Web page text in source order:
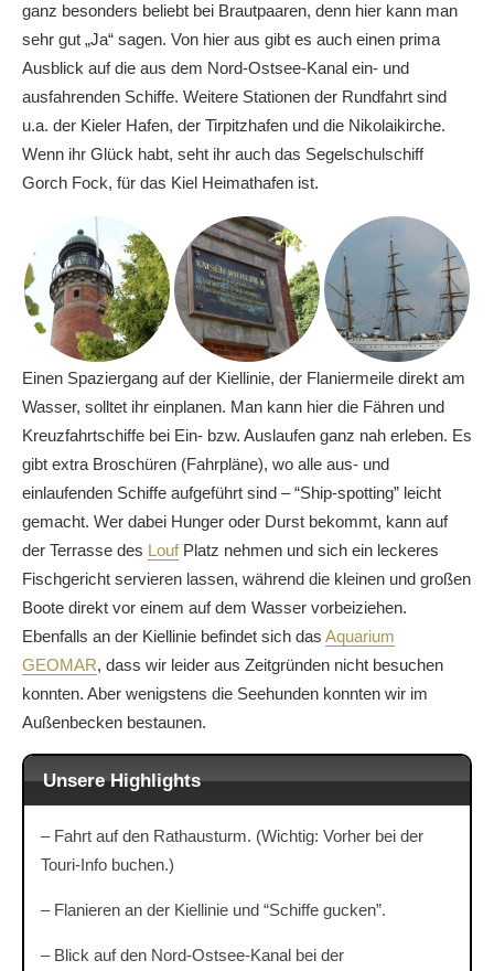
ganz besonders beliebt bei Brautpaaren, denn hier kann man
sehr gut „Ja“ sagen. Von hier aus gibt es auch einen prima
Ausblick auf die aus dem Nord-Ostsee-Kanal ein- und
ausfahrenden Schiffe. Weitere Stationen der Rundfahrt sind
u.a. der Kieler Hafen, der Tirpitzhafen und die Nikolaikirche.
Wenn ihr Glück habt, seht ihr auch das Segelschulschiff
Gorch Fock, für das Kiel Heimathafen ist.
Einen Spaziergang auf der Kiellinie, der Flaniermeile direkt am
Wasser, solltet ihr einplanen. Man kann hier die Fähren und
Kreuzfahrtschiffe bei Ein- bzw. Auslaufen ganz nah erleben. Es
gibt extra Broschüren (Fahrpläne), wo alle aus- und
einlaufenden Schiffe aufgeführt sind – “Ship-spotting” leicht
gemacht. Wer dabei Hunger oder Durst bekommt, kann auf
der Terrasse des LoufPlatz nehmen und sich ein leckeres
Fischgericht servieren lassen, während die kleinen und großen
Boote direkt vor einem auf dem Wasser vorbeiziehen.
Ebenfalls an der Kiellinie befindet sich das Aquarium
GEOMAR, dass wir leider aus Zeitgründen nicht besuchen
konnten. Aber wenigstens die Seehunden konnten wir im
Außenbecken bestaunen.
Unsere Highlights
– Fahrt auf den Rathausturm. (Wichtig: Vorher bei der
Touri-Info buchen.)
– Flanieren an der Kiellinie und “Schiffe gucken”.
– Blick auf den Nord-Ostsee-Kanal bei der